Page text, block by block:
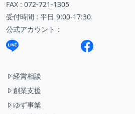
FAX : 072-721-1305
受付時間 : 平日 9:00-17:30
公式アカウント：
経営相談
創業支援
ゆず事業